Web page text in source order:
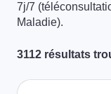
7j/7
Maladie).
3112 résultats